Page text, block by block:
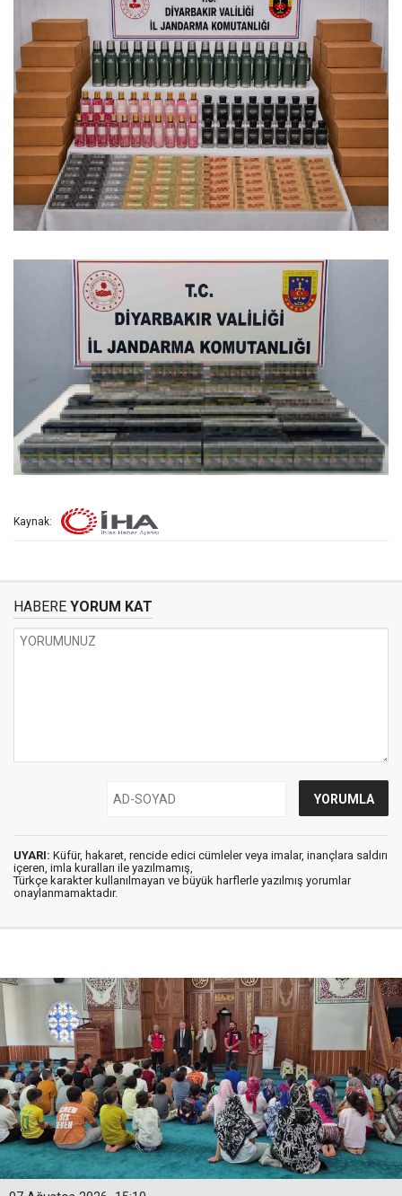
Kaynak:
HABERE YORUM KAT
UYARI: Küfür, hakaret, rencide edici cümleler veya imalar, inançlara saldırı
içeren, imla kuralları ile yazılmamış,
Türkçe karakter kullanılmayan ve büyük harflerle yazılmış yorumlar
onaylanmamaktadır.